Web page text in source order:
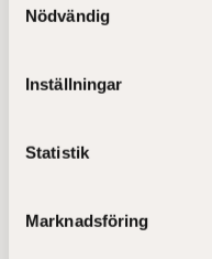
Nödvändig
Inställningar
Statistik
Marknadsföring
2018-01-30
140918
E-kronor